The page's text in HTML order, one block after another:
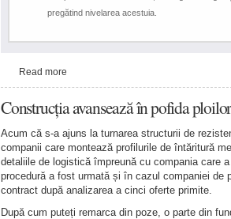
pregătind nivelarea acestuia.
Read more
Construcția avansează în pofida
Acum că s-a ajuns la turnarea structurii de
companii care montează profilurile de întăritură
detaliile de logistică împreună cu compania care
procedură a fost urmată și în cazul companiei de
contract după analizarea a cinci oferte primite.
După cum puteți remarca din poze, o parte din